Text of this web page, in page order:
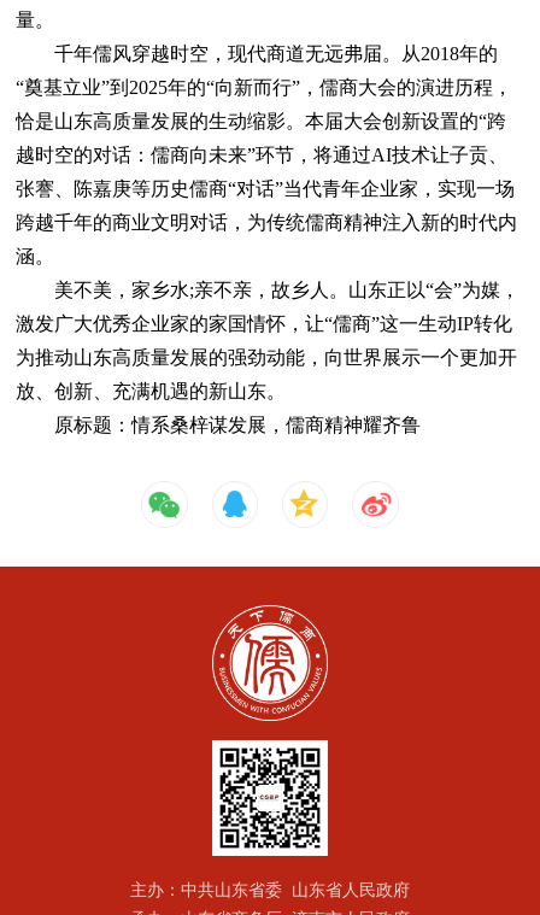
量。
千年儒风穿越时空，现代商道无远弗届。从2018年的
“奠基立业”到2025年的“向新而行”，儒商大会的演进历程，
恰是山东高质量发展的生动缩影。本届大会创新设置的“跨
越时空的对话：儒商向未来”环节，将通过AI技术让子贡、
张謇、陈嘉庚等历史儒商“对话”当代青年企业家，实现一场
跨越千年的商业文明对话，为传统儒商精神注入新的时代内
涵。
美不美，家乡水;亲不亲，故乡人。山东正以“会”为媒，
激发广大优秀企业家的家国情怀，让“儒商”这一生动IP转化
为推动山东高质量发展的强劲动能，向世界展示一个更加开
放、创新、充满机遇的新山东。
原标题：情系桑梓谋发展，儒商精神耀齐鲁
主办：中共山东省委 山东省人民政府